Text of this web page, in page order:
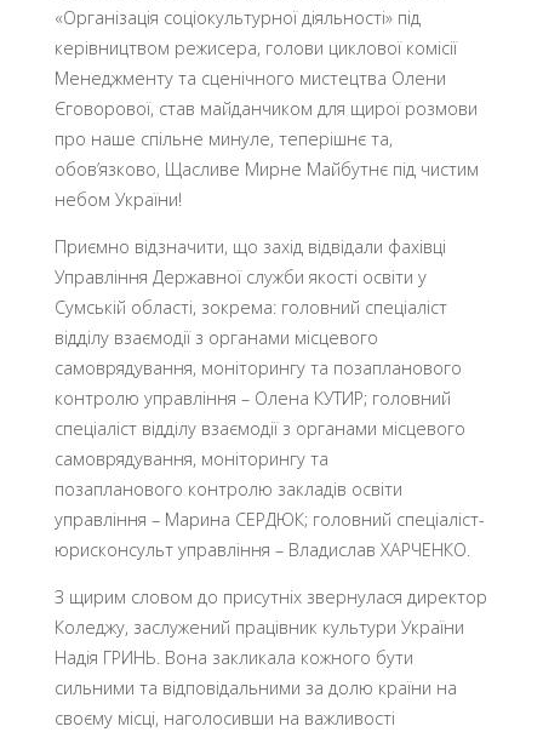
«Організація соціокультурної діяльності» під
керівництвом режисера, голови циклової комісії
Менеджменту та сценічного мистецтва Олени
Єговорової, став майданчиком для щирої розмови
про наше спільне минуле, теперішнє та,
обов’язково, Щасливе Мирне Майбутнє під чистим
небом України!
Приємно відзначити, що захід відвідали фахівці
Управління Державної служби якості освіти у
Сумській області, зокрема: головний спеціаліст
відділу взаємодії з органами місцевого
самоврядування, моніторингу та позапланового
контролю управління – Олена КУТИР; головний
спеціаліст відділу взаємодії з органами місцевого
самоврядування, моніторингу та
позапланового контролю закладів освіти
управління – Марина СЕРДЮК; головний спеціаліст-
юрисконсульт управління – Владислав ХАРЧЕНКО.
З щирим словом до присутніх звернулася директор
Коледжу, заслужений працівник культури України
Надія ГРИНЬ. Вона закликала кожного бути
сильними та відповідальними за долю країни на
своєму місці, наголосивши на важливості